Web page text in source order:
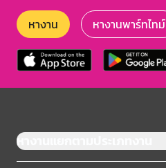
หางาน หางานพาร์ทไทม์
หางานแยกตามประเภทงาน